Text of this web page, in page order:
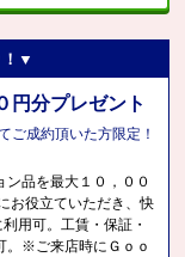
！▼
円分プレゼント
ご成約頂いた方限定！
品を最大１０，００
お役立ていただき、快
用可。工賃・保証・
。※ご来店時にＧｏｏ